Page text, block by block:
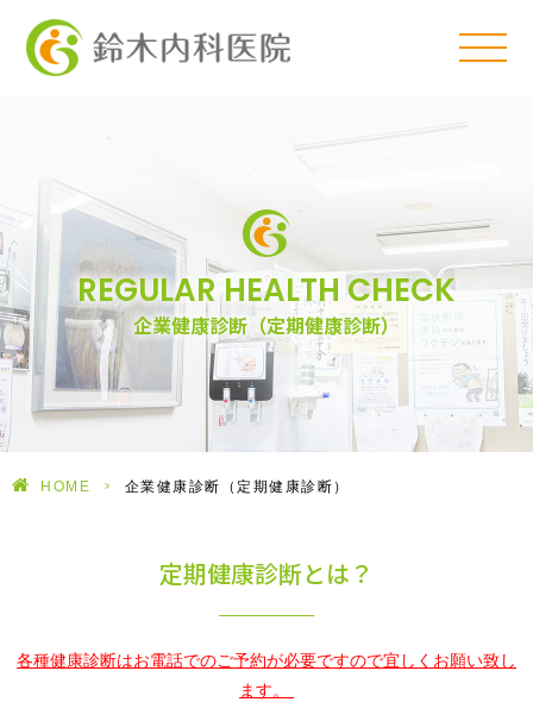
REGULAR HEALTH CHECK
企業健康診断（定期健康診断）
HOME > 企業健康診断（定期健康診断）
定期健康診断とは？
各種健康診断はお電話でのご予約が必要ですので宜しくお願い致し
ます。